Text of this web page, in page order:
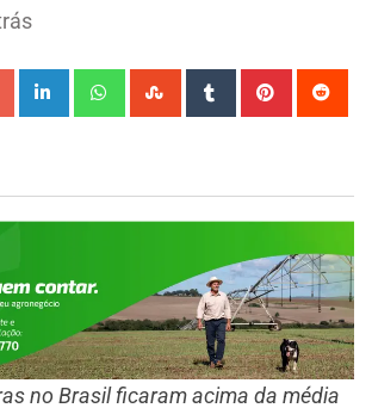
no Brasil ficaram acima da média